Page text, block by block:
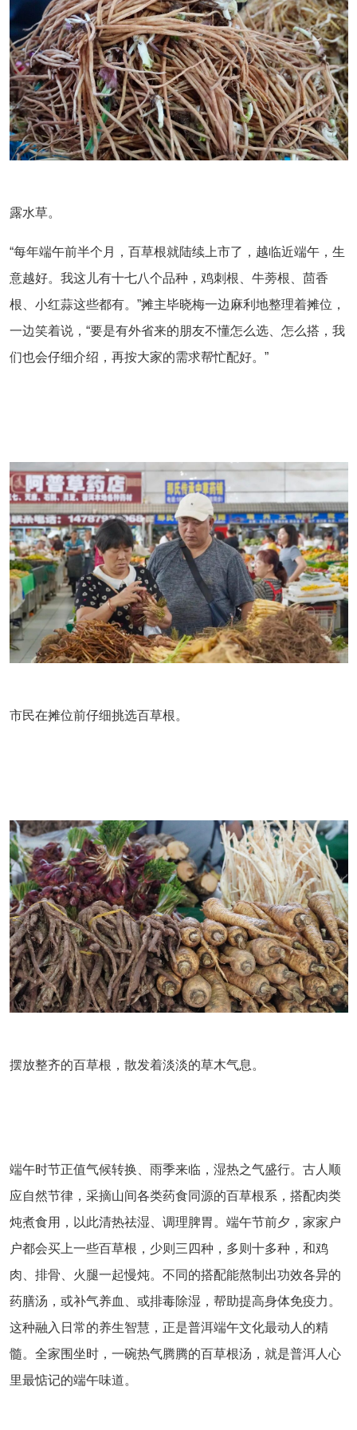
露水草。
“每年端午前半个月，百草根就陆续上市了，越临近端午，生
意越好。我这儿有十七八个品种，鸡刺根、牛蒡根、茴香
根、小红蒜这些都有。”摊主毕晓梅一边麻利地整理着摊位，
一边笑着说，“要是有外省来的朋友不懂怎么选、怎么搭，我
们也会仔细介绍，再按大家的需求帮忙配好。”
市民在摊位前仔细挑选百草根。
摆放整齐的百草根，散发着淡淡的草木气息 。
端午时节正值气候转换、雨季来临，湿热之气盛行。古人顺
应自然节律，采摘山间各类药食同源的百草根系，搭配肉类
炖煮食用，以此清热祛湿、调理脾胃。端午节前夕，家家户
户都会买上一些百草根，少则三四种，多则十多种，和鸡
肉、排骨、火腿一起慢炖。不同的搭配能熬制出功效各异的
药膳汤，或补气养血、或排毒除湿，帮助提高身体免疫力。
这种融入日常的养生智慧，正是普洱端午文化最动人的精
髓。全家围坐时，一碗热气腾腾的百草根汤，就是普洱人心
里最惦记的端午味道。